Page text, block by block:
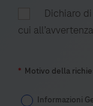
Dichiaro
cui
* Motivo della
Informazioni